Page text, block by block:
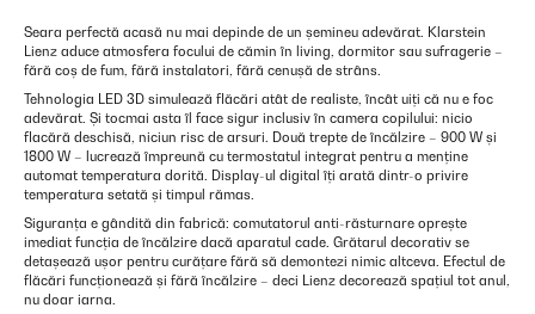
Seara perfectă acasă nu mai depinde de un șemineu adevărat. Klarstein
Lienz aduce atmosfera focului de cămin în living, dormitor sau sufragerie –
fără coș de fum, fără instalatori, fără cenușă de strâns.
Tehnologia LED 3D simulează flăcări atât de realiste, încât uiți că nu e foc
adevărat. Și tocmai asta îl face sigur inclusiv în camera copilului: nicio
flacără deschisă, niciun risc de arsuri. Două trepte de încălzire – 900 W și
1800 W – lucrează împreună cu termostatul integrat pentru a menține
automat temperatura dorită. Display-ul digital îți arată dintr-o privire
temperatura setată și timpul rămas.
Siguranța e gândită din fabrică: comutatorul anti-răsturnare oprește
imediat funcția de încălzire dacă aparatul cade. Grătarul decorativ se
detașează ușor pentru curățare fără să demontezi nimic altceva. Efectul de
flăcări funcționează și fără încălzire – deci Lienz decorează spațiul tot anul,
nu doar iarna.